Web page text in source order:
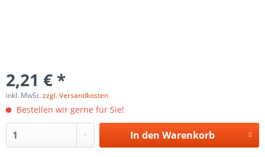
2,21 € *
inkl. MwSt.zzgl. Versandkosten
Bestellen wir gerne für Sie!
In den Warenkorb